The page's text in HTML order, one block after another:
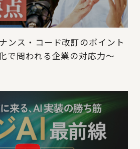
ンス・コード改訂のポイント
で問われる企業の対応力～